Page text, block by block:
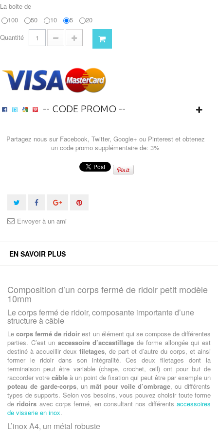
La boite de
100
50 10 5
20
Quantité
-- CODE PROMO --
Partagez nous sur Facebook, Twitter, Google+ ou Pinterest et obtenez
un code promo supplémentaire de: 3%
Envoyer à un ami
EN SAVOIR PLUS
Composition d’un corps fermé de ridoir petit modèle
10mm
Le corps fermé de ridoir, composante importante d’une
structure à câble
Lecorps fermé de ridoir est un élément qui se compose de différentes
parties. C’est un accessoire d’accastillage de forme allongée qui est
destiné à accueillir deux filetages, de part et d’autre du corps, et ainsi
former le ridoir dans son intégralité. Ces deux filetages dont la
terminaison peut être variable (chape, crochet, œil) ont pour but de
raccorder votre câble à un point de fixation qui peut être par exemple un
poteau de garde-corps, unmât pour voile d’ombrage, ou différents
types de supports. Selon vos besoins, vous pouvez choisir toute forme
de ridoirs avec corps fermé, en consultant nos différentsaccessoires
de visserie en inox.
L’inox A4, un métal robuste